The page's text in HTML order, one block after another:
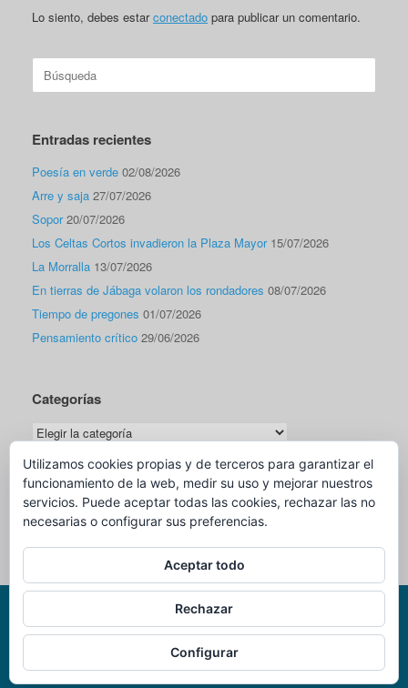
Lo siento, debes estarconectado para publicar un comentario.
Buscar:
Entradas recientes
Poesía en verde 02/08/2026
Arre y saja 27/07/2026
Sopor 20/07/2026
Los Celtas Cortos invadieron la Plaza Mayor 15/07/2026
La Morralla 13/07/2026
En tierras de Jábaga volaron los rondadores 08/07/2026
Tiempo de pregones 01/07/2026
Pensamiento crítico 29/06/2026
Categorías
Categorías
Traductor
@2007-2025
Tema de
Utilizamos cookies propias y de terceros para garantizar el
funcionamiento de la web, medir su uso y mejorar nuestros
servicios. Puede aceptar todas las cookies, rechazar las no
necesarias o configurar sus preferencias.
Aceptar todo
Rechazar
Configurar